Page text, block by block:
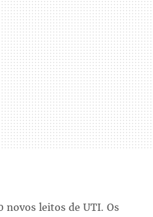
novos leitos de UTI. Os